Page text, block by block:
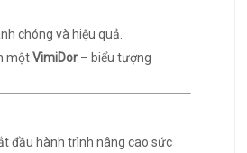
chóng và hiệu quả.
mộtVimiDor – biểu tượng
đầu hành trình nâng cao sức